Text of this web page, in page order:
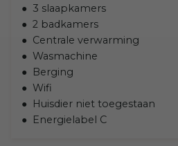
3 slaapkamers
2 badkamers
Centrale verwarming
Wasmachine
Berging
Wifi
Huisdier niet toegestaan
Energielabel C